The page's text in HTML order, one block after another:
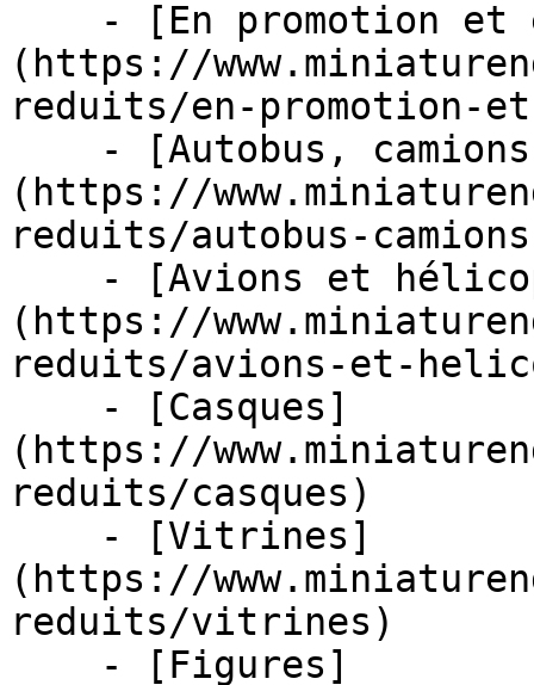
(https://
reduits/en-promotion-
(https://
reduits/autobus-
(https://
reduits/avions-et-
(https://
reduits/casques)
(https://
reduits/vitrines)